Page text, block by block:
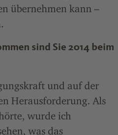
übernehmen kann –
sind Sie 2014 beim
und auf der
Herausforderung. Als
wurde ich
was das